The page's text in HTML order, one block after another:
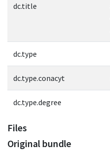
dc.title
dc.type
dc.type.conacyt
dc.type.degree
Files
Original bundle